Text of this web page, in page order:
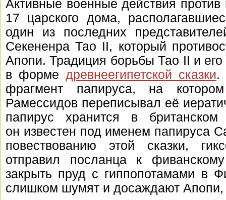
Активные военные действия против
17 царского дома,
один из последних
Секененра Тао II, который
Апопи. Традиция борьбы Тао II и
в форме древнеегипетской сказки.
фрагмент папируса, на
Рамессидов переписывал её
папирус хранится в
он известен под именем папируса
повествованию этой сказки,
отправил посланца к
закрыть пруд с гиппопотамами в
слишком шумят и досаждают